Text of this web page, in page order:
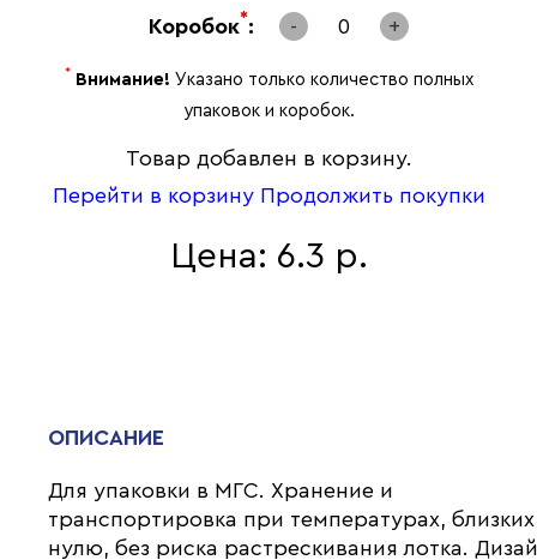
Коробок*: - 0 +
* Внимание! Указано только количество полных
упаковок и коробок.
Товар добавлен в корзину.
Перейти в корзину Продолжить покупки
Цена: 6.3 р.
ОПИСАНИЕ
Для упаковки в МГС. Хранение и
транспортировка при температурах, близких
нулю, без риска растрескивания лотка.